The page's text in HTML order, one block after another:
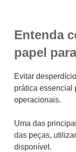
Entenda
papel
Evitar
prática essencial
operacionais.
Uma das
das peças,
disponível.